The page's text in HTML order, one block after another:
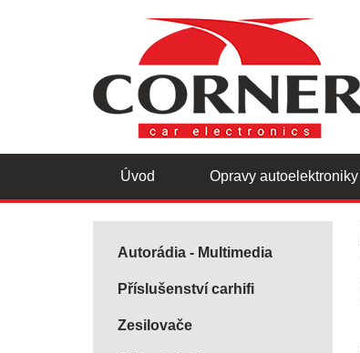
Úvod Opravy autoelektroniky
Autorádia - Multimedia
Příslušenství carhifi
Zesilovače